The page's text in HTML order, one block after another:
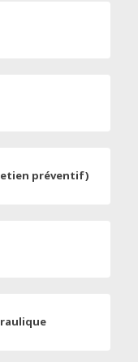
préventif)